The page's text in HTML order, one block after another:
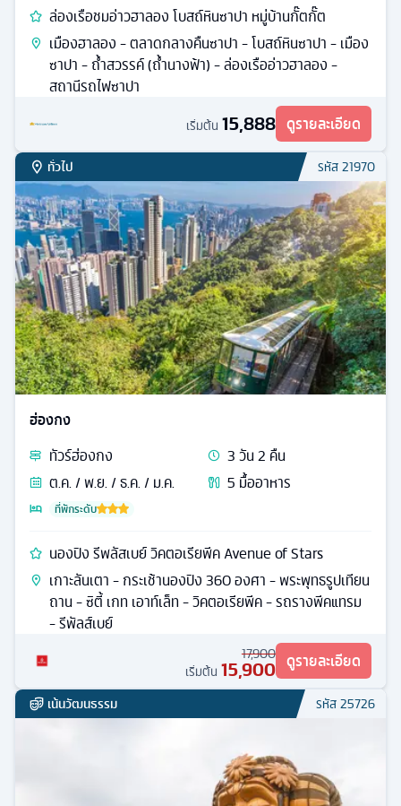
ล่องเรือชมอ่าวฮาลอง โบสถ์หินซาปา หมู่บ้านกั๊ตกั๊ต
เมืองฮาลอง - ตลาดกลางคืนซาปา - โบสถ์หินซาปา - เมือง
ซาปา - ถ้ำสวรรค์ (ถ้ำนางฟ้า) - ล่องเรืออ่าวฮาลอง -
สถานีรถไฟซาปา
เริ่มต้น 15,888 ดูรายละเอียด
ทั่วไป รหัส21970
ฮ่องกง
ทัวร์ฮ่องกง 3วัน2 คืน
ต.ค. / พ.ย. / ธ.ค. / ม.ค.
5 มื้ออาหาร
ที่พักระดับ
นองปิง รีพลัสเบย์ วิคตอเรียพีค Avenue of Stars
เกาะลันเตา - กระเช้านองปิง 360 องศา - พระพุทธรูปเทียน
ถาน - ซิตี้ เกท เอาท์เล็ท - วิคตอเรียพีค - รถรางพีคแทรม
- รีพัลส์เบย์
17,900
เริ่มต้น 15,900 ดูรายละเอียด
เน้นวัฒนธรรม รหัส25726